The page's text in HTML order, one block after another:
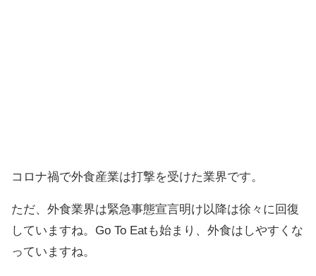
コロナ禍で外食産業は打撃を受けた業界です。
ただ、外食業界は緊急事態宣言明け以降は徐々に回復
していますね。Go To Eatも始まり、外食はしやすくな
っていますね。